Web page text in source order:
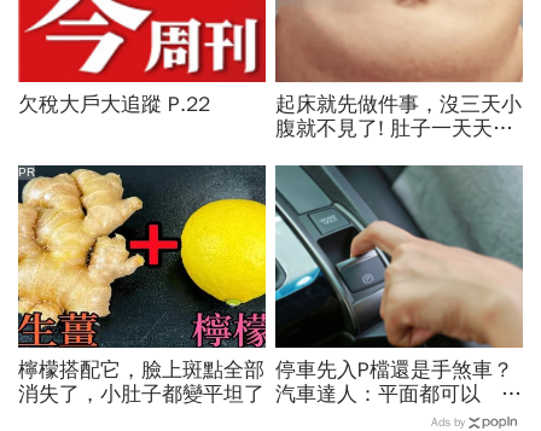
欠稅大戶大追蹤 P.22
起床就先做件事，沒三天小
腹就不見了! 肚子一天天變
檸檬搭配它，臉上斑點全部
消失了，小肚子都變平坦了
PR
停車先入P檔還是手煞車？
汽車達人：平面都可以 斜
Ads by